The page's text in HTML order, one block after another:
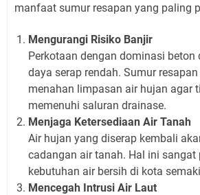
manfaat sumur resapan yang paling
Mengurangi Risiko Banjir
Perkotaan dengan dominasi
daya serap rendah. Sumur
menahan limpasan air hujan agar
memenuhi saluran drainase.
Menjaga Ketersediaan Air Tanah
Air hujan yang diserap kembali
cadangan air tanah. Hal ini
kebutuhan air bersih di kota
Mencegah Intrusi Air Laut